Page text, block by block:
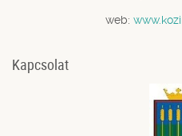
web:
Kapcsolat